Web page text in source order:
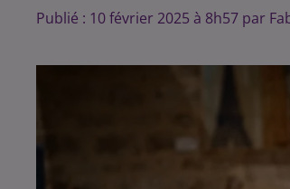
Publié : 10 février 2025 à 8h57 par